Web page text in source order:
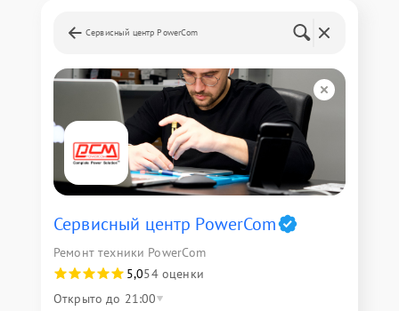
Сервисный центр PowerCom
Сервисный центр PowerCom
Ремонт техники PowerCom
5,054 оценки
Открыто до 21:00